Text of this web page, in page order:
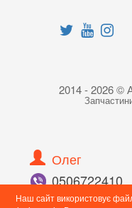
2014 - 2026 ©
Олег
0506722410
0988978255
Наш сайт використовує